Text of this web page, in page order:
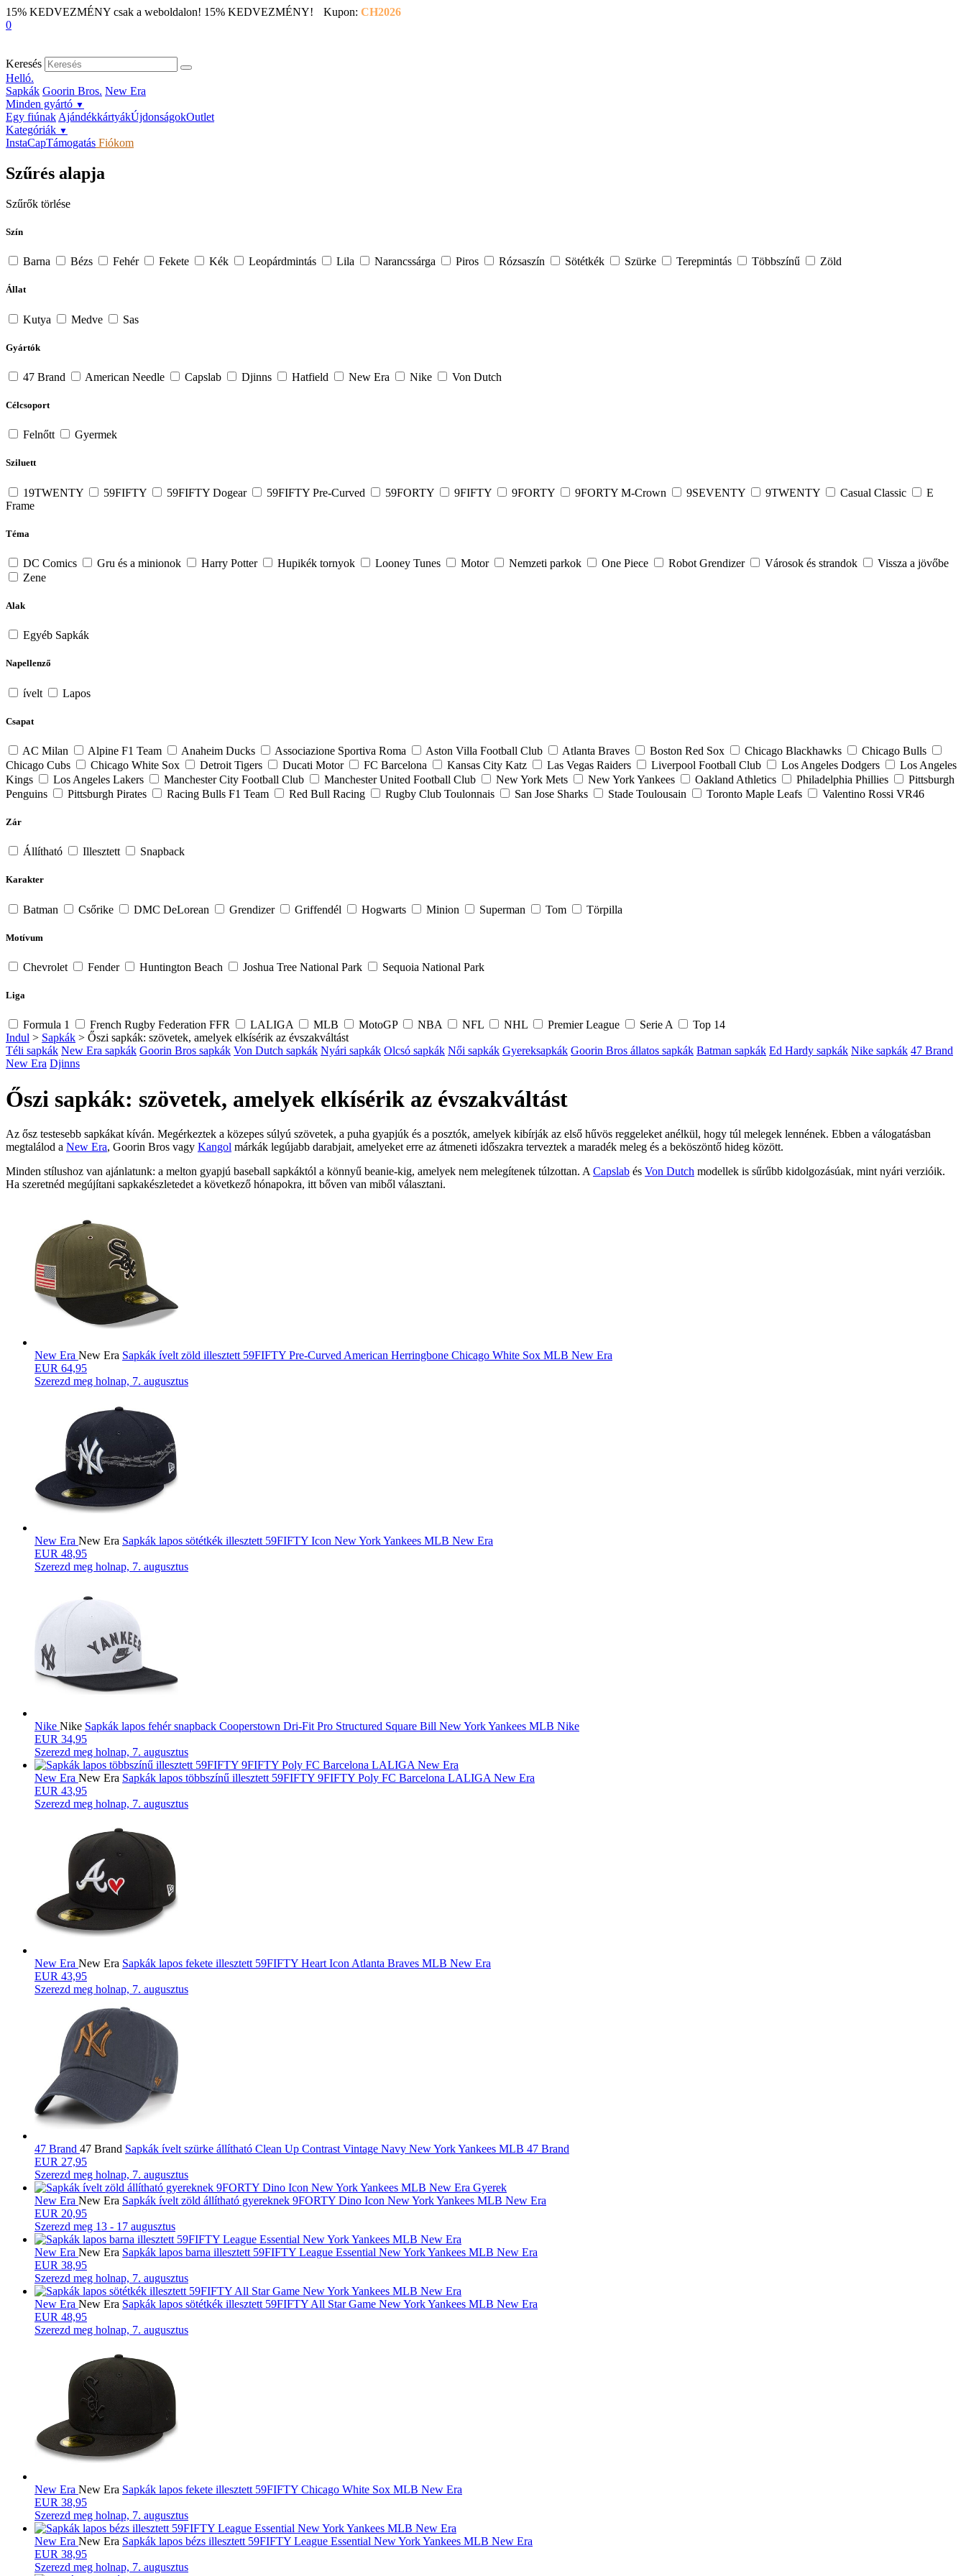
15% KEDVEZMÉNY csak a weboldalon! 15% KEDVEZMÉNY! Kupon: CH2026
0
Keresés
Helló.
Sapkák Goorin Bros. New Era
Minden gyártó ▼
Egy fiúnak AjándékkártyákÚjdonságokOutlet
Kategóriák ▼
InstaCapTámogatás Fiókom
Szűrés alapja
Szűrők törlése
Szín
Barna Bézs Fehér Fekete Kék Leopárdmintás Lila Narancssárga Piros Rózsaszín Sötétkék Szürke Terepmintás Többszínű Zöld
Állat
Kutya Medve Sas
Gyártók
47 Brand American Needle Capslab Djinns Hatfield New Era Nike Von Dutch
Célcsoport
Felnőtt Gyermek
Sziluett
19TWENTY 59FIFTY 59FIFTY Dogear 59FIFTY Pre-Curved 59FORTY 9FIFTY 9FORTY 9FORTY M-Crown 9SEVENTY 9TWENTY Casual Classic
E
Frame
Téma
DC Comics Gru és a minionok Harry Potter Hupikék tornyok Looney Tunes Motor Nemzeti parkok One Piece Robot Grendizer Városok és strandok
Vissza a jövőbe
Zene
Alak
Egyéb Sapkák
Napellenző
ívelt Lapos
Csapat
AC Milan Alpine F1 Team Anaheim Ducks Associazione Sportiva Roma Aston Villa Football Club Atlanta Braves Boston Red Sox Chicago Blackhawks
Chicago Bulls
Chicago Cubs
Chicago White Sox Detroit Tigers Ducati Motor FC Barcelona Kansas City Katz Las Vegas Raiders Liverpool Football Club Los Angeles Dodgers
Los Angeles
Kings
Los Angeles Lakers Manchester City Football Club Manchester United Football Club New York Mets New York Yankees Oakland Athletics Philadelphia Phillies
Pittsburgh
Penguins
Pittsburgh Pirates Racing Bulls F1 Team Red Bull Racing Rugby Club Toulonnais San Jose Sharks Stade Toulousain Toronto Maple Leafs Valentino Rossi VR46
Zár
Állítható Illesztett Snapback
Karakter
Batman Csőrike DMC DeLorean Grendizer Griffendél Hogwarts Minion Superman Tom Törpilla
Motívum
Chevrolet Fender Huntington Beach Joshua Tree National Park Sequoia National Park
Liga
Formula 1 French Rugby Federation FFR LALIGA MLB MotoGP NBA NFL NHL Premier League Serie A
Top 14
Indul > Sapkák > Őszi sapkák: szövetek, amelyek elkísérik az évszakváltást
Téli sapkák New Era sapkák Goorin Bros sapkák Von Dutch sapkák Nyári sapkák Olcsó sapkák Női sapkák Gyereksapkák Goorin Bros állatos sapkák Batman sapkák Ed Hardy sapkák Nike sapkák 47 Brand
New Era Djinns
Őszi sapkák: szövetek, amelyek elkísérik az évszakváltást
Az ősz testesebb sapkákat kíván. Megérkeztek a közepes súlyú szövetek, a puha gyapjúk és a posztók, amelyek kibírják az első hűvös reggeleket anélkül, hogy túl melegek lennének. Ebben a válogatásban
megtalálod a New Era, Goorin Bros vagy Kangol márkák legújabb darabjait, amelyeket erre az átmeneti időszakra terveztek a maradék meleg és a beköszöntő hideg között.
Minden stílushoz van ajánlatunk: a melton gyapjú baseball sapkáktól a könnyű beanie-kig, amelyek nem melegítenek túlzottan. A Capslab és Von Dutch modellek is sűrűbb kidolgozásúak, mint nyári verzióik.
Ha szeretnéd megújítani sapkakészletedet a következő hónapokra, itt bőven van miből választani.
New Era New Era Sapkák ívelt zöld illesztett 59FIFTY Pre-Curved American Herringbone Chicago White Sox MLB New Era
EUR 64,95
Szerezd meg holnap, 7. augusztus
New Era New Era Sapkák lapos sötétkék illesztett 59FIFTY Icon New York Yankees MLB New Era
EUR 48,95
Szerezd meg holnap, 7. augusztus
Nike Nike Sapkák lapos fehér snapback Cooperstown Dri-Fit Pro Structured Square Bill New York Yankees MLB Nike
EUR 34,95
Szerezd meg holnap, 7. augusztus
New Era New Era Sapkák lapos többszínű illesztett 59FIFTY 9FIFTY Poly FC Barcelona LALIGA New Era
EUR 43,95
Szerezd meg holnap, 7. augusztus
New Era New Era Sapkák lapos fekete illesztett 59FIFTY Heart Icon Atlanta Braves MLB New Era
EUR 43,95
Szerezd meg holnap, 7. augusztus
47 Brand 47 Brand Sapkák ívelt szürke állítható Clean Up Contrast Vintage Navy New York Yankees MLB 47 Brand
EUR 27,95
Szerezd meg holnap, 7. augusztus
Gyerek
New Era New Era Sapkák ívelt zöld állítható gyereknek 9FORTY Dino Icon New York Yankees MLB New Era
EUR 20,95
Szerezd meg 13 - 17 augusztus
New Era New Era Sapkák lapos barna illesztett 59FIFTY League Essential New York Yankees MLB New Era
EUR 38,95
Szerezd meg holnap, 7. augusztus
New Era New Era Sapkák lapos sötétkék illesztett 59FIFTY All Star Game New York Yankees MLB New Era
EUR 48,95
Szerezd meg holnap, 7. augusztus
New Era New Era Sapkák lapos fekete illesztett 59FIFTY Chicago White Sox MLB New Era
EUR 38,95
Szerezd meg holnap, 7. augusztus
New Era New Era Sapkák lapos bézs illesztett 59FIFTY League Essential New York Yankees MLB New Era
EUR 38,95
Szerezd meg holnap, 7. augusztus